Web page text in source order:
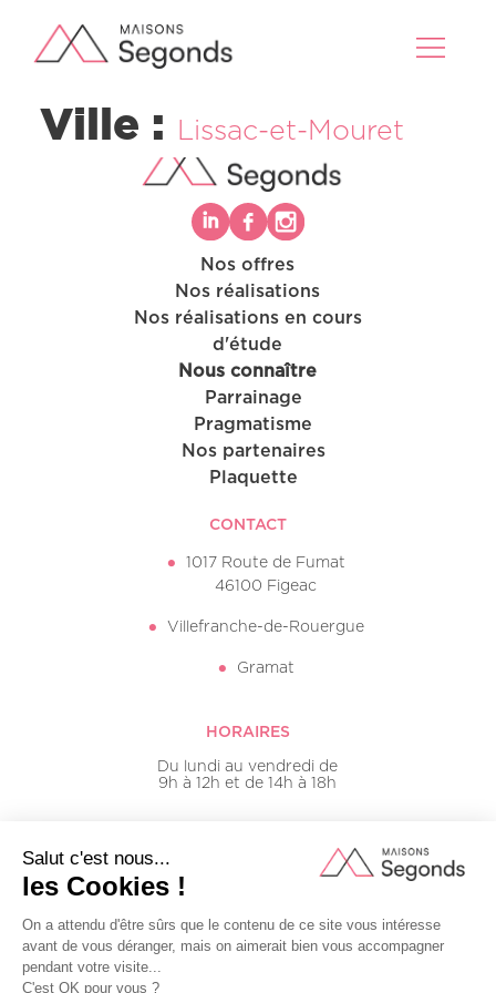
Nos offres
Nos réalisations
Nos projets en cours d’étude
Nous connaître
Ville : Lissac-et-Mouret
Nos offres
Nos réalisations
Nos réalisations en cours
d'étude
Nous connaître
Parrainage
Pragmatisme
Nos partenaires
Plaquette
CONTACT
1017 Route de Fumat
46100 Figeac
Villefranche-de-Rouergue
Gramat
HORAIRES
Du lundi au vendredi de
9h à 12h et de 14h à 18h
Mentions légales
Plan du site